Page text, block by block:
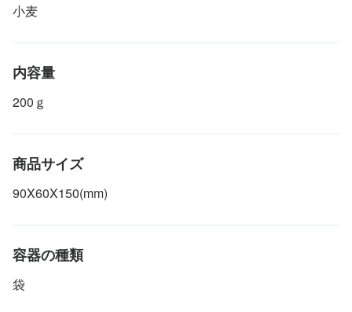
小麦
内容量
200ｇ
商品サイズ
90X60X150(mm)
容器の種類
袋